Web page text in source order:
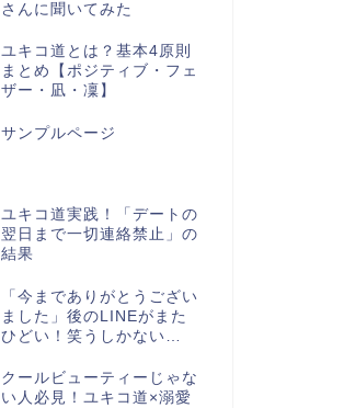
さんに聞いてみた
ユキコ道とは？基本4原則
まとめ【ポジティブ・フェ
ザー・凪・凜】
サンプルページ
ユキコ道実践！「デートの
翌日まで一切連絡禁止」の
結果
「今までありがとうござい
ました」後のLINEがまた
ひどい！笑うしかない…
クールビューティーじゃな
い人必見！ユキコ道×溺愛